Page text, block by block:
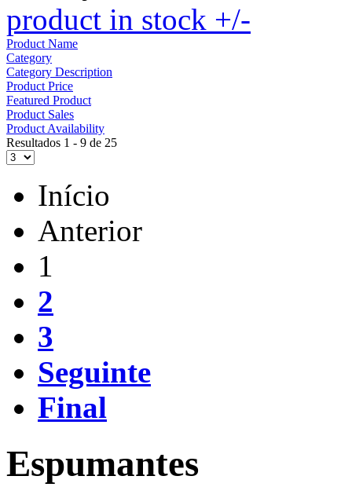
product in stock +/-
Product Name
Category
Category Description
Product Price
Featured Product
Product Sales
Product Availability
Resultados 1 - 9 de 25
Início
Anterior
1
2
3
Seguinte
Final
Espumantes